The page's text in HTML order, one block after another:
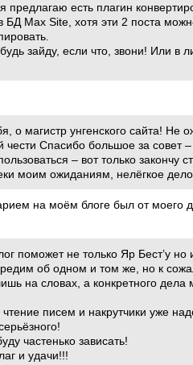
предлагаю есть плагин
БД Max Site, хотя эти 2 поста
зайду, если что, звони! Или в
о магистр унгенского сайта! Не
чести Спасибо большое за совет
– вот только закончу
моим ожиданиям, нелёгкое
на моём блоге был от моего
поможет не только Яр Бест’у но
об одном и том же, но к
на словах, а конкретного дела
писем и накрутчики уже
частенько зависать!
и удачи!!!